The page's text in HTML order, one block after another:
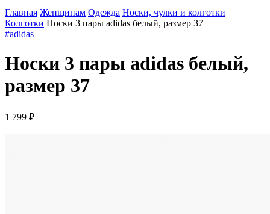
Главная Женщинам Одежда Носки, чулки и колготки
Колготки Носки 3 пары adidas белый, размер 37
#adidas
Носки 3 пары adidas белый,
размер 37
1 799 ₽